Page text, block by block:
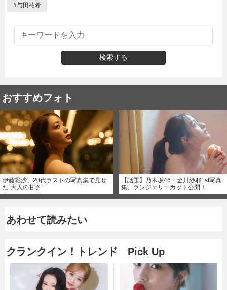
#与田祐希
検索する
おすすめフォト
伊藤彩沙、20代ラストの写真集で見せ
た“大人の甘さ”
【話題】乃木坂46・金川紗耶1st写真
集、ランジェリーカット公開！
あわせて読みたい
クランクイン！トレンド Pick Up